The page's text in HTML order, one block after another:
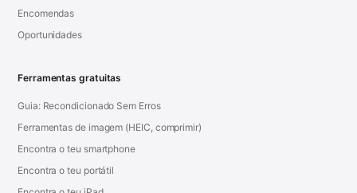
Encomendas
Oportunidades
Ferramentas gratuitas
Guia: Recondicionado Sem Erros
Ferramentas de imagem (HEIC, comprimir)
Encontra o teu smartphone
Encontra o teu portátil